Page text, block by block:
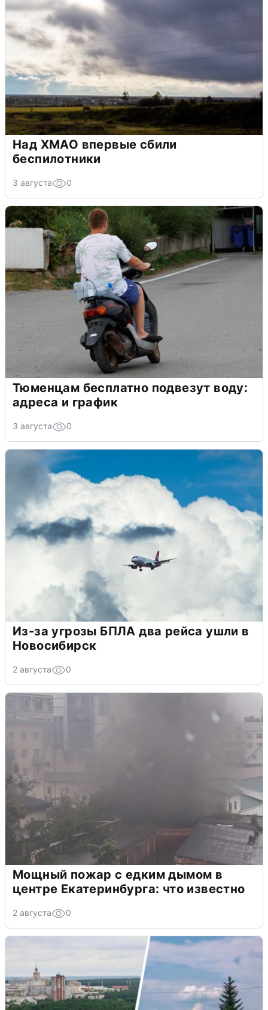
Над ХМАО впервые сбили
беспилотники
3 августа 0
Тюменцам бесплатно подвезут воду:
адреса и график
3 августа 0
Из-за угрозы БПЛА два рейса ушли в
Новосибирск
2 августа 0
Мощный пожар с едким дымом в
центре Екатеринбурга: что известно
2 августа 0